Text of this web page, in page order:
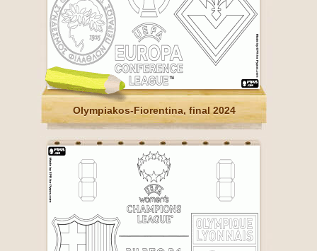
Olympiakos-Fiorentina, final 2024